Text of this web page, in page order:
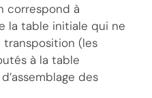
correspond à
la table initiale qui ne
transposition (les
à la table
des